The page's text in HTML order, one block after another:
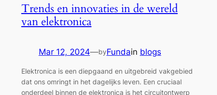
Trends en innovaties in de wereld
van elektronica
Mar 12, 2024—byFundain blogs
Elektronica is een diepgaand en uitgebreid vakgebied
dat ons omringt in het dagelijks leven. Een cruciaal
onderdeel binnen de elektronica is het circuitontwerp